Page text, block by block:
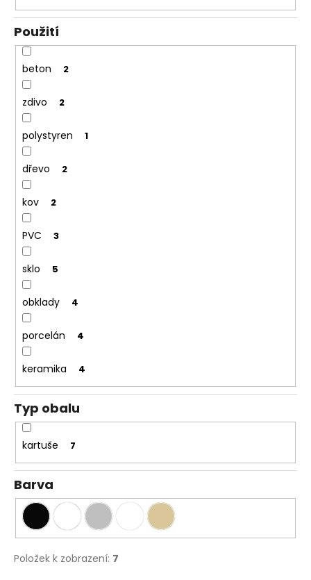
Použití
beton 2
zdivo 2
polystyren 1
dřevo 2
kov 2
PVC 3
sklo 5
obklady 4
porcelán 4
keramika 4
Typ obalu
kartuše 7
Barva
Položek k zobrazení: 7
m
e
VRUT
ZAPUŠTĚNÁ
HLAVA
PRŮMĚR
6MM
0,60
Kč